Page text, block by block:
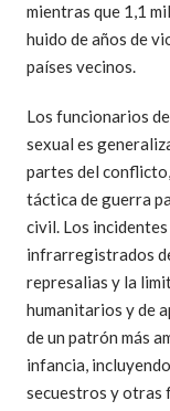
mientras que 1,1
huido de años de
países vecinos.
Los funcionarios
sexual es
partes del
táctica de guerra
civil. Los
infrarregistrados
represalias y la
humanitarios y de
de un patrón más
infancia,
secuestros y otras